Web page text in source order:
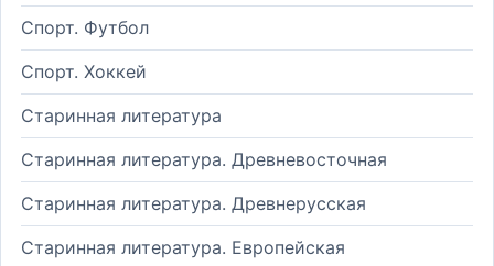
Спорт. Футбол
Спорт. Хоккей
Старинная литература
Старинная литература. Древневосточная
Старинная литература. Древнерусская
Старинная литература. Европейская